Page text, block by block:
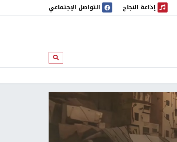
إذاعة النجاح
إذاعة النجاح التواصل الإجتماعي
ابحث